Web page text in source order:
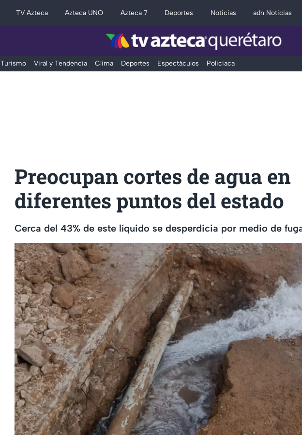
TV Azteca Azteca UNO Azteca 7 Deportes Noticias adn Noticias
Turismo Viral y Tendencia Clima Deportes Espectáculos Policiaca
Preocupan cortes de agua en
diferentes puntos del estado
Cerca del 43% de este líquido se desperdicia por medio de